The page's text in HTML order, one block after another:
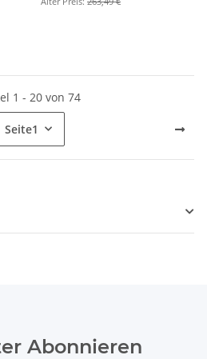
1 - 20 von 74
Seite1
Abonnieren